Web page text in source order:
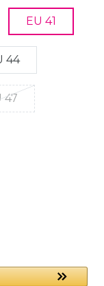
EU 41
44
47